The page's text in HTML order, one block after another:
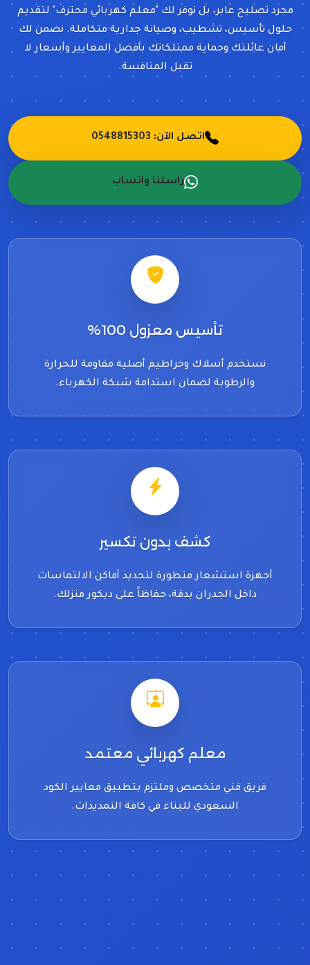
مجرد تصليح عابر، بل نوفر لك "معلم كهربائي محترف" لتقديم
حلول تأسيس، تشطيب، وصيانة جدارية متكاملة. نضمن لك
أمان عائلتك وحماية ممتلكاتك بأفضل المعايير وأسعار لا
تقبل المنافسة.
اتصل الآن: 0548815303
راسلنا واتساب
تأسيس معزول 100%
نستخدم أسلاك وخراطيم أصلية مقاومة للحرارة
والرطوبة لضمان استدامة شبكة الكهرباء.
كشف بدون تكسير
أجهزة استشعار متطورة لتحديد أماكن الالتماسات
داخل الجدران بدقة، حفاظاً على ديكور منزلك.
معلم كهربائي معتمد
فريق فني متخصص وملتزم بتطبيق معايير الكود
السعودي للبناء في كافة التمديدات.